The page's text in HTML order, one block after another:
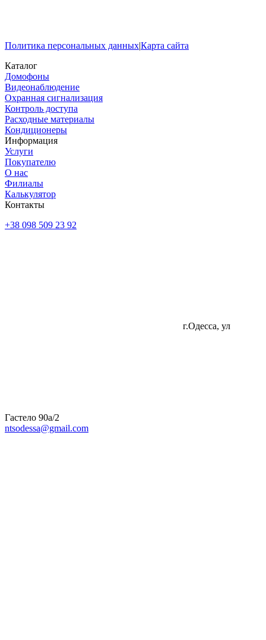
Политика персональных данных|Карта сайта
Каталог
Домофоны
Видеонаблюдение
Охранная сигнализация
Контроль доступа
Расходные материалы
Кондиционеры
Информация
Услуги
Покупателю
О нас
Филиалы
Калькулятор
Контакты
+38 098 509 23 92
г.Одесса, ул
Гастело 90а/2
ntsodessa@gmail.com